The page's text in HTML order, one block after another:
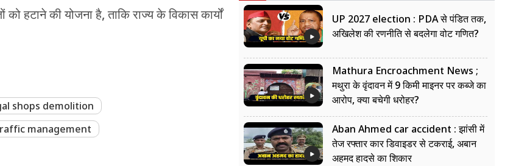
की योजना है, ताकि राज्य के विकास कार्यों
shops demolition
management
UP 2027 election : PDA से पंडित तक,
अखिलेश की रणनीति से बदलेगा वोट गणित?
Mathura Encroachment News ;
मथुरा के वृंदावन में 9 किमी माइनर पर कब्जे का
आरोप, क्या बचेगी धरोहर?
Aban Ahmed car accident : झांसी में
तेज रफ्तार कार डिवाइडर से टकराई, अबान
अहमद हादसे का शिकार